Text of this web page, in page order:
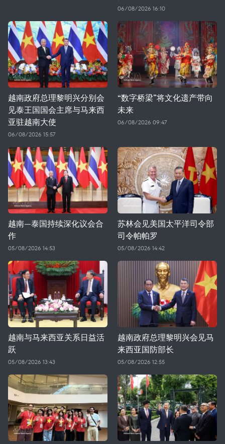
06/08/2026 16:10
越南政府总理黎明兴分别会
见泰王国国会主席与马来西
亚驻越南大使
06/08/2026 15:57
“数字桥梁”将文化遗产带向
未来
06/08/2026 09:47
越南—泰国持续深化议会合
作
05/08/2026 14:53
苏林会见美国太平洋司令部
司令帕帕罗
05/08/2026 14:42
越南与马来西亚关系日益活
跃
05/08/2026 13:43
越南政府总理黎明兴会见马
来西亚国防部长
05/08/2026 12:55